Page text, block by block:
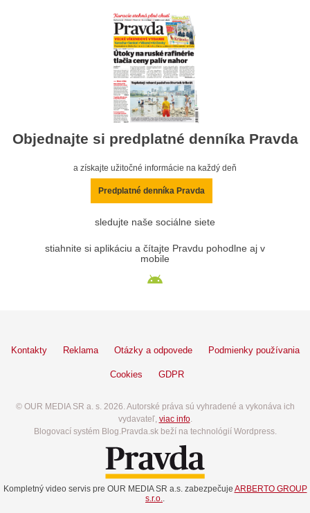
Objednajte si predplatné denníka Pravda
a získajte užitočné informácie na každý deň
Predplatné denníka Pravda
sledujte naše sociálne siete
stiahnite si aplikáciu a čítajte Pravdu pohodlne aj v
mobile
Kontakty Reklama Otázky a odpovede Podmienky používania
Cookies GDPR
© OUR MEDIA SR a. s. 2026. Autorské práva sú vyhradené a vykonáva ich
vydavateľ, viac info.
Blogovací systém Blog.Pravda.sk beží na technológií Wordpress.
Kompletný video servis pre OUR MEDIA SR a.s. zabezpečuje ARBERTO GROUP
s.r.o.